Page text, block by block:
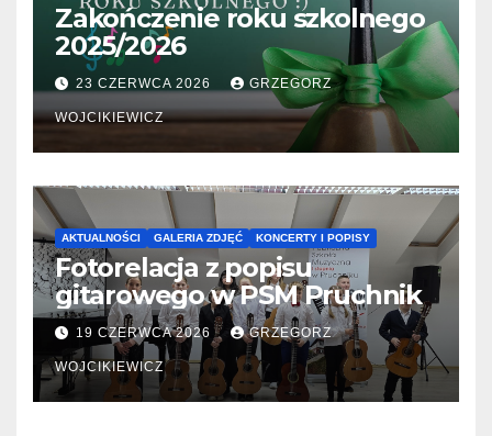
Zakończenie roku szkolnego
2025/2026
23 CZERWCA 2026 GRZEGORZ
WOJCIKIEWICZ
AKTUALNOŚCI GALERIA ZDJĘĆ KONCERTY I POPISY
Fotorelacja z popisu
gitarowego w PSM Pruchnik
19 CZERWCA 2026 GRZEGORZ
WOJCIKIEWICZ